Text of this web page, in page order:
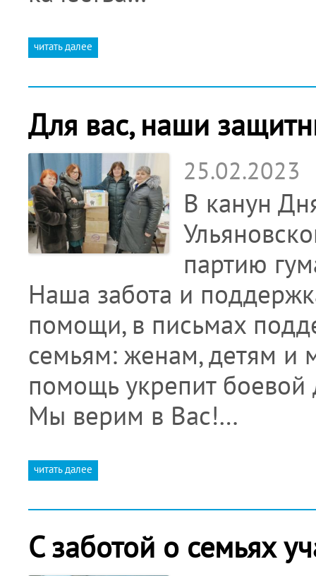
читать далее
Для вас, наши
25.02.2023
В канун
партию
Наша забота и
помощи, в письмах
семьям: женам, детям и
помощь укрепит боевой
Мы верим в Вас!…
читать далее
С заботой о семьях